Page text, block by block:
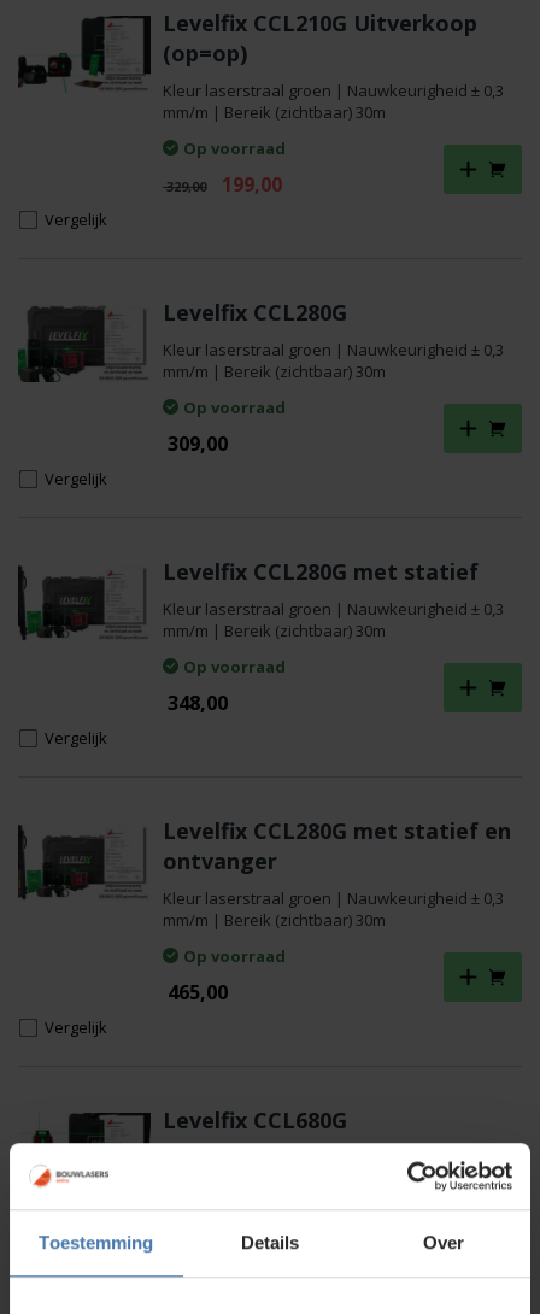
Toestemming Details Over
Levelfix CCL210G Uitverkoop
(op=op)
Kleur laserstraal groen | Nauwkeurigheid ± 0,3
mm/m | Bereik (zichtbaar) 30m
Op voorraad
329,00
Oorspronkelijke
199,00Huidige
Vergelijk
Levelfix CCL280G
Kleur laserstraal groen | Nauwkeurigheid ± 0,3
mm/m | Bereik (zichtbaar) 30m
Op voorraad
309,00
Vergelijk
Levelfix CCL280G met statief
Kleur laserstraal groen | Nauwkeurigheid ± 0,3
mm/m | Bereik (zichtbaar) 30m
Op voorraad
348,00
Vergelijk
Levelfix CCL280G met statief en
ontvanger
Kleur laserstraal groen | Nauwkeurigheid ± 0,3
mm/m | Bereik (zichtbaar) 30m
Op voorraad
465,00
Vergelijk
Levelfix CCL680G
Kleur laserstraal groen | Nauwkeurigheid ± 0,2
Op voorraad